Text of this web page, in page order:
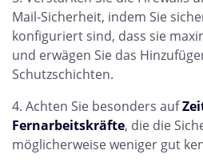
Mail-Sicherheit, indem Sie
konfiguriert sind, dass sie
und erwägen Sie das
Schutzschichten.
Achten Sie besonders auf
Fernarbeitskräfte, die die
möglicherweise weniger gut